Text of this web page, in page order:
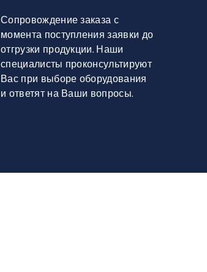
Сопровождение заказа с
момента поступления заявки до
отгрузки продукции. Наши
специалисты проконсультируют
Вас при выборе оборудования
и ответят на Ваши вопросы.